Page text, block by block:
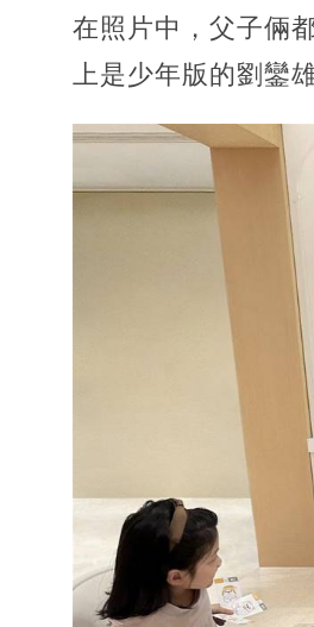
在照片中，父子倆
上是少年版的劉鑾